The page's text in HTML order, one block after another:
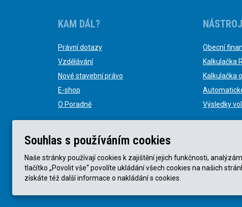
KAM DÁL?
Právní dotazy
Vzdělávání
Nové stavební právo
E-shop
O Poradně
Obecní
Kalkulačka
Kalkulačka
Výsledky
© KVB advokátní kancelář s.r.o. 2025 |
Souhlas s používáním cookies
Naše stránky používají cookies k zajištění jejich funkčnosti,
tlačítko „Povolit vše“ povolíte ukládání všech cookies na našich
získáte též další informace o nakládání s cookies.